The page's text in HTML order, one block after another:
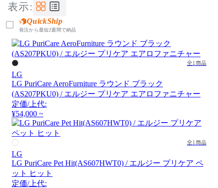
表示:
QuickShip
発注から最短2週間で納品
全1商品
LG
LG PuriCare AeroFurniture ラウンド ブラック
(AS207PKU0) / エルジー プリケア エアロファニチャー
定価/上代:
¥54,000 ~
全1商品
LG
LG PuriCare Pet Hit(AS607HWT0) / エルジー プリケア ペ
ット ヒット
定価/上代: